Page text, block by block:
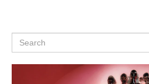
6
Search